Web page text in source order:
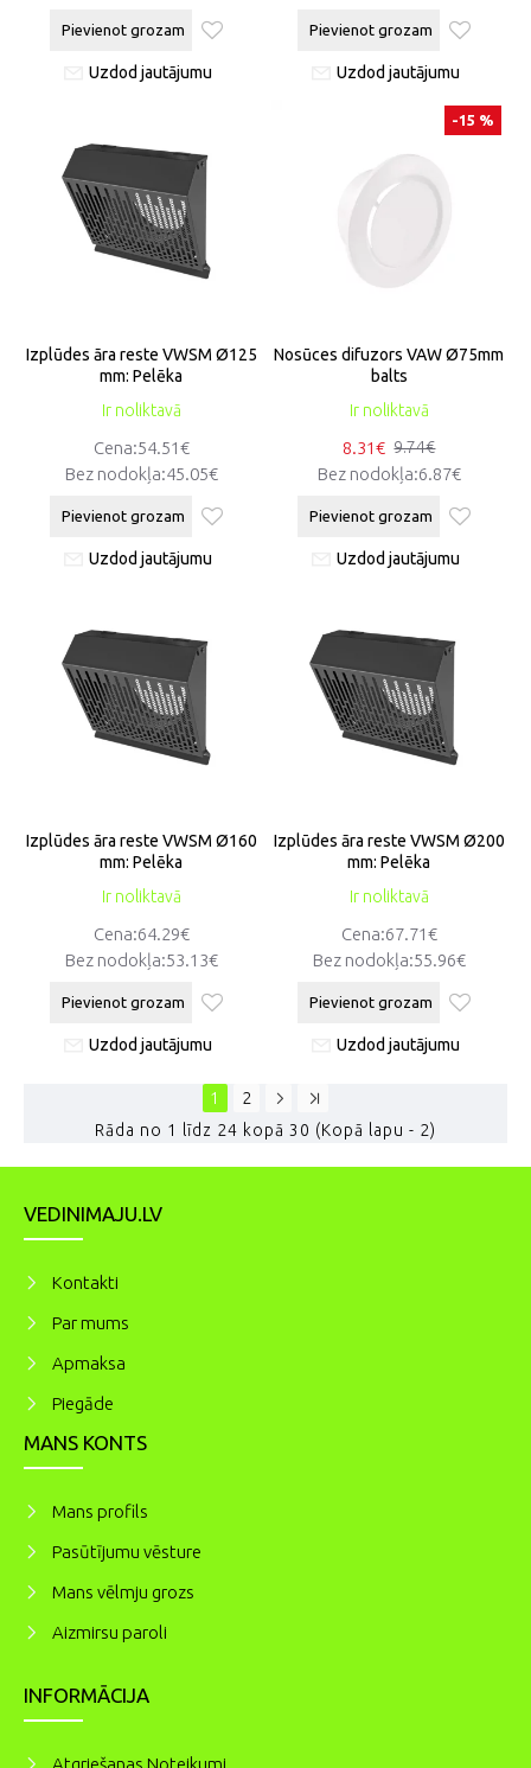
Pievienot grozam
Uzdod jautājumu
Pievienot grozam
Uzdod jautājumu
Ir noliktavā
Izplūdes āra reste VWSM Ø125
mm: Pelēka
Cena:54.51€
Bez nodokļa:45.05€
Pievienot grozam
Uzdod jautājumu
-15 %
Ir noliktavā
Nosūces difuzors VAW Ø75mm
balts
8.31€ 9.74€
Bez nodokļa:6.87€
Pievienot grozam
Uzdod jautājumu
Ir noliktavā
Izplūdes āra reste VWSM Ø160
mm: Pelēka
Cena:64.29€
Bez nodokļa:53.13€
Pievienot grozam
Uzdod jautājumu
Ir noliktavā
Izplūdes āra reste VWSM Ø200
mm: Pelēka
Cena:67.71€
Bez nodokļa:55.96€
Pievienot grozam
Uzdod jautājumu
1
2
Rāda no 1 līdz 24 kopā 30 (Kopā lapu - 2)
VEDINIMAJU.LV
Kontakti
Par mums
Apmaksa
Piegāde
MANS KONTS
Mans profils
Pasūtījumu vēsture
Mans vēlmju grozs
Aizmirsu paroli
INFORMĀCIJA
Atgriešanas Noteikumi